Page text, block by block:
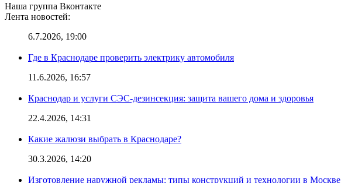
Наша группа Вконтакте
Лента новостей:
6.7.2026, 19:00
Где в Краснодаре проверить электрику автомобиля
11.6.2026, 16:57
Краснодар и услуги СЭС-дезинсекция: защита вашего дома и здоровья
22.4.2026, 14:31
Какие жалюзи выбрать в Краснодаре?
30.3.2026, 14:20
Изготовление наружной рекламы: типы конструкций и технологии в Москве